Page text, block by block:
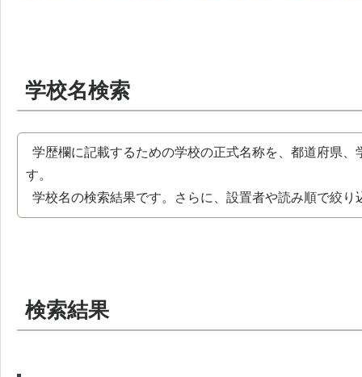
学校名検索
学歴欄に記載するための学校の正式名称を、都道府県
す。
学校名の検索結果です。さらに、設置者や読み順で絞り
検索結果